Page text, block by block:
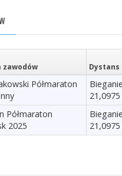
zawodów Dystans
Półmaraton
Półmaraton
2025